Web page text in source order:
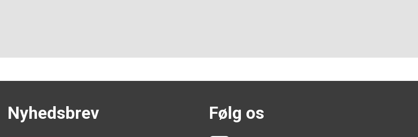
Nyhedsbrev Følg os